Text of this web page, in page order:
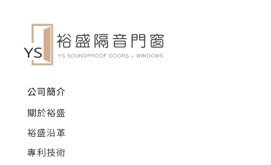
公司簡介
關於裕盛
裕盛沿革
專利技術